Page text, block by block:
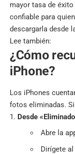
mayor tasa de
confiable para
descargarla desde
Lee también:
¿Cómo
iPhone?
Los iPhones
fotos eliminadas.
Desde
Abre la
Dirígete